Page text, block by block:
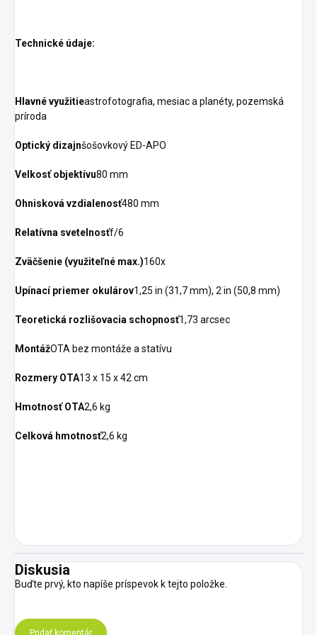
Technické údaje:
Hlavné využitieastrofotografia, mesiac a planéty, pozemská
príroda
Optický dizajnšošovkový ED-APO
Velkosť objektívu80 mm
Ohnisková vzdialenosť480 mm
Relatívna svetelnosťf/6
Zväčšenie (využiteľné max.)160x
Upínací priemer okulárov1,25 in (31,7 mm), 2 in (50,8 mm)
Teoretická rozlišovacia schopnosť1,73 arcsec
MontážOTA bez montáže a statívu
Rozmery OTA13 x 15 x 42 cm
Hmotnosť OTA2,6 kg
Celková hmotnosť2,6 kg
Diskusia
Buďte prvý, kto napíše príspevok k tejto položke.